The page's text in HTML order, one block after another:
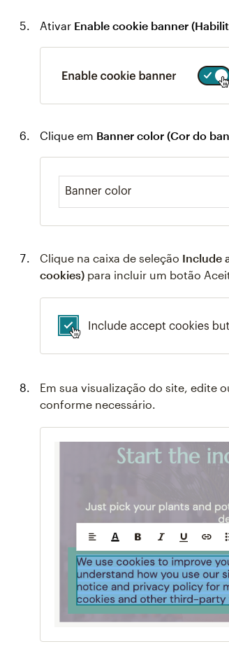
Ativar Enable cookie banner
Clique em Banner color (Cor do
Clique na caixa de seleção Include
cookies) para incluir um botão
Em sua visualização do site, edite
conforme necessário.